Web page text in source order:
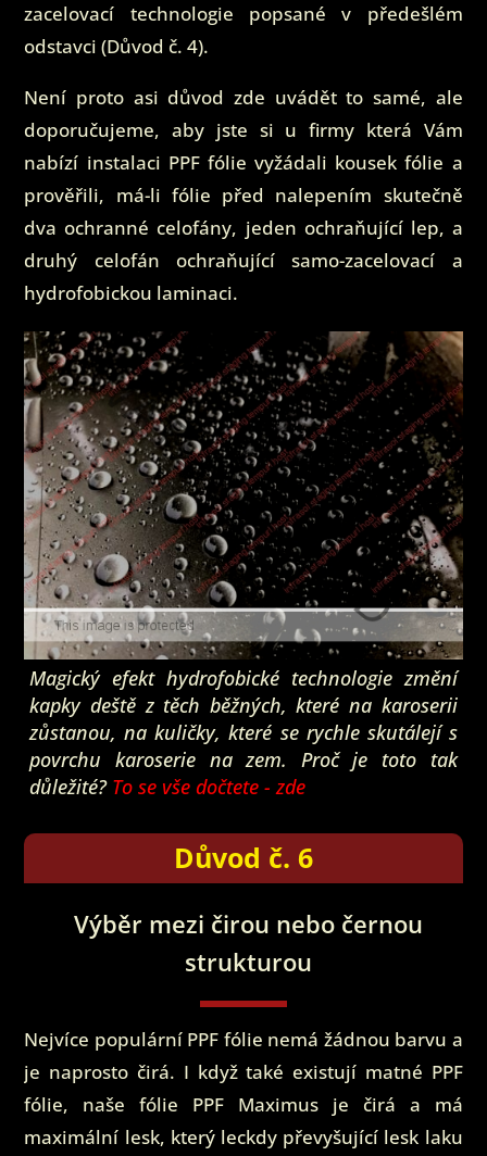
zacelovací technologie popsané v předešlém
odstavci (Důvod č. 4).
Není proto asi důvod zde uvádět to samé, ale
doporučujeme, aby jste si u firmy která Vám
nabízí instalaci PPF fólie vyžádali kousek fólie a
prověřili, má-li fólie před nalepením skutečně
dva ochranné celofány, jeden ochraňující lep, a
druhý celofán ochraňující samo-zacelovací a
hydrofobickou laminaci.
Magický efekt hydrofobické technologie změní
kapky deště z těch běžných, které na karoserii
zůstanou, na kuličky, které se rychle skutálejí s
povrchu karoserie na zem. Proč je toto tak
důležité? To se vše dočtete- zde
Důvod č. 6
Výběr mezi čirou nebo černou
strukturou
Nejvíce populární PPF fólie nemá žádnou barvu a
je naprosto čirá. I když také existují matné PPF
fólie, naše fólie PPF Maximus je čirá a má
maximální lesk, který leckdy převyšující lesk laku